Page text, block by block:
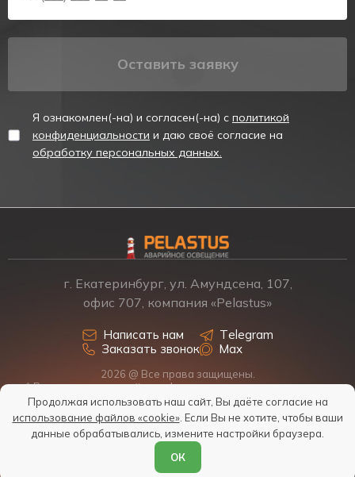
Оставить заявку
Я ознакомлен(-на) и согласен(-на) с политикой
конфиденциальности и даю своё согласие на
обработку персональных данных.
г. Екатеринбург, ул. Амундсена, 107,
офис 707, компания «Pelastus»
Написать нам
Заказать звонок
Telegram
Max
2026 @ Все права защищены.
* Размещенная на сайте информация о товарах и ценах не
является офертой, наличие, стоимость, условия поставки
обсуждаются индивидуально у менеджеров.
Политика обработки персональных данных
Согласие на обработку персональных данных
Условия обработки файлов Cookies
Продолжая использовать наш сайт, Вы даёте согласие на
использование файлов «cookie». Если Вы не хотите, чтобы ваши
данные обрабатывались, измените настройки браузера.
ОК